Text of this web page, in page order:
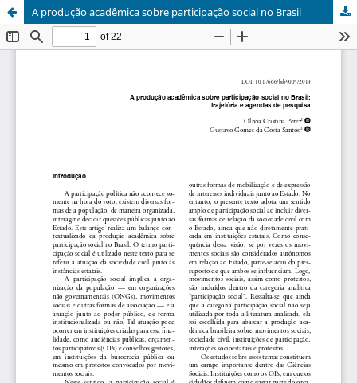
A produção acadêmica sobre participação social no Brasil